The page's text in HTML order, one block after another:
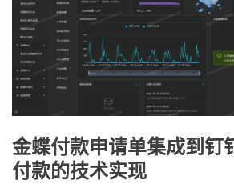
金蝶付款申请单集成到钉
付款的技术实现